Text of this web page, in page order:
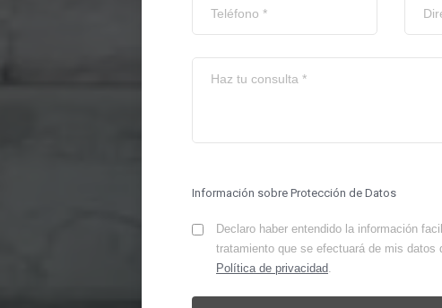
Información sobre Protección de Datos
Declaro haber entendido la información
tratamiento que se efectuará de mis datos
Política de privacidad.